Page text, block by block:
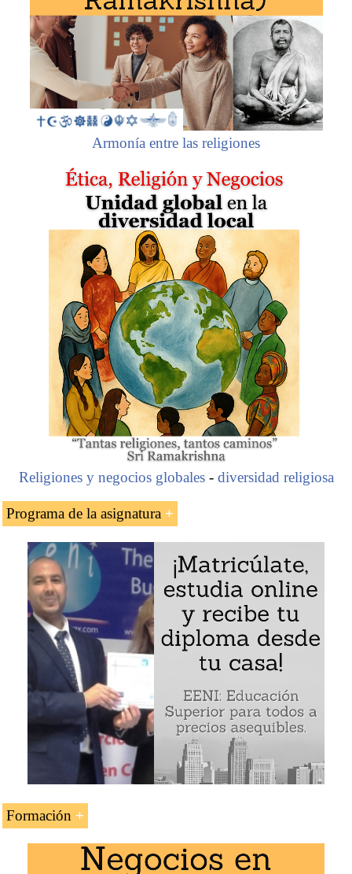
Armonía entre las religiones
Religiones y negocios globales- diversidad religiosa
Programa de la asignatura
La empresaria jainista india Indu Jain
Grupo Times y Bennett, Coleman Co
La saga empresarial jainista Sahu Jain
Fundación Times
Ejemplo: la Saga empresarial jainista Sahu Jain (India) -
Formación
La asignatura «Sahu Jain (empresaria jainista)» se estudia
en los siguientes programas de EENI Global Business